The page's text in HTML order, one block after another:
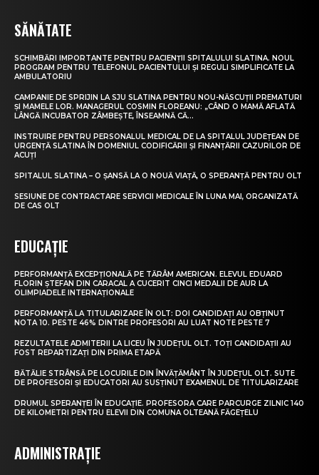
SĂNĂTATE
SCHIMBĂRI IMPORTANTE PENTRU PACIENȚII SPITALULUI SLATINA. NOUL
PROGRAM PENTRU TELEFONUL PACIENTULUI ȘI REGULI SIMPLIFICATE LA
AMBULATORIU
CAMPANIE DE SPRIJIN LA SJU SLATINA PENTRU NOU-NĂSCUȚII PREMATURI
ȘI MAMELE LOR. MANAGERUL COSMIN FLOREANU: „CÂND O MAMĂ AFLATĂ
LÂNGĂ INCUBATOR ZÂMBEȘTE, ÎNSEAMNĂ CĂ...
INSTRUIRE PENTRU PERSONALUL MEDICAL DE LA SPITALUL JUDEȚEAN DE
URGENȚĂ SLATINA ÎN DOMENIUL CODIFICĂRII ȘI FINANȚĂRII CAZURILOR DE
ACUȚI
SPITALUL SLATINA – O ȘANSĂ LA O NOUĂ VIAȚĂ, O SPERANȚĂ PENTRU OLT
SESIUNE DE CONTRACTARE SERVICII MEDICALE ÎN LUNA MAI, ORGANIZATĂ
DE CAS OLT
EDUCAȚIE
PERFORMANȚĂ EXCEPȚIONALĂ PE TĂRÂM AMERICAN. ELEVUL EDUARD
FLORIN ȘTEFAN DIN CARACAL A CUCERIT CINCI MEDALII DE AUR LA
OLIMPIADELE INTERNAȚIONALE
PERFORMANȚĂ LA TITULARIZARE ÎN OLT: DOI CANDIDAȚI AU OBȚINUT
NOTA 10. PESTE 46% DINTRE PROFESORI AU LUAT NOTE PESTE 7
REZULTATELE ADMITERII LA LICEU ÎN JUDEȚUL OLT. TOȚI CANDIDAȚII AU
FOST REPARTIZAȚI DIN PRIMA ETAPĂ
BĂTĂLIE STRÂNSĂ PE LOCURILE DIN ÎNVĂȚĂMÂNT ÎN JUDEȚUL OLT. SUTE
DE PROFESORI ȘI EDUCATORI AU SUSȚINUT EXAMENUL DE TITULARIZARE
DRUMUL SPERANȚEI ÎN EDUCAȚIE. PROFESORA CARE PARCURGE ZILNIC 140
DE KILOMETRI PENTRU ELEVII DIN COMUNA OLTEANĂ FĂGEȚELU
ADMINISTRAȚIE